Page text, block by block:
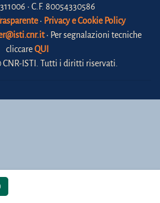
• C.F. 80054330586
• Privacy e Cookie Policy
• Per segnalazioni tecniche
cliccareQUI
ISTI. Tutti i diritti riservati.